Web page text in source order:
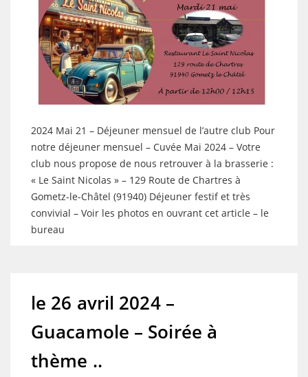
2024 Mai 21 – Déjeuner mensuel de l’autre club Pour
notre déjeuner mensuel – Cuvée Mai 2024 – Votre
club nous propose de nous retrouver à la brasserie :
« Le Saint Nicolas » – 129 Route de Chartres à
Gometz-le-Châtel (91940) Déjeuner festif et très
convivial – Voir les photos en ouvrant cet article – le
bureau
le 26 avril 2024 –
Guacamole – Soirée à
thème ..